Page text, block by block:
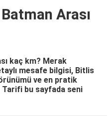
Arası
kaç km? Merak
mesafe bilgisi, Bitlis
ve en pratik
bu sayfada seni